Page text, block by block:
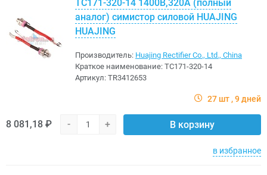
ТС171-320-14 1400В,320A (полный
аналог) симистор силовой HUAJING
HUAJING
Производитель: Huajing Rectifier Co., Ltd., China
Краткое наименование: ТС171-320-14
Артикул: TR3412653
27 шт 9 дней
8 081,18 ₽ - + В корзину
в избранное